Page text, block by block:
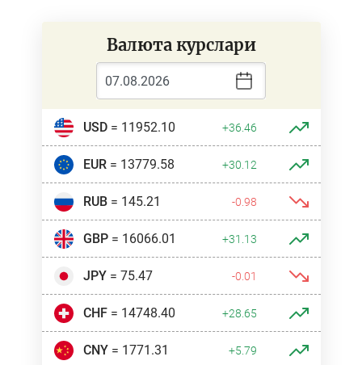
Валюта курслари
USD= 11952.10 +36.46
EUR= 13779.58 +30.12
RUB= 145.21 -0.98
GBP= 16066.01 +31.13
JPY= 75.47 -0.01
CHF= 14748.40 +28.65
CNY= 1771.31 +5.79